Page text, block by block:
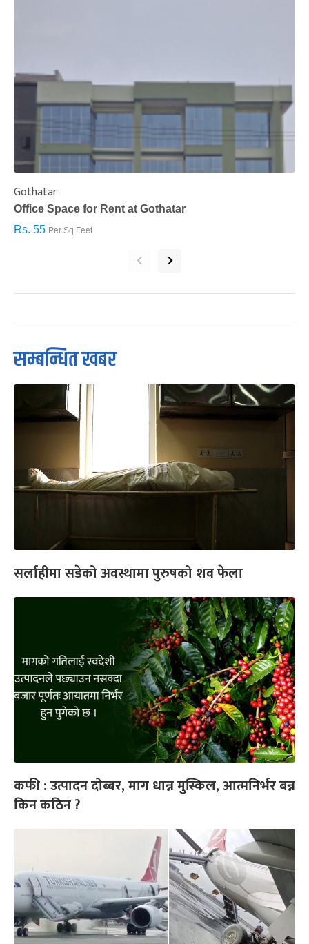
Gothatar
Office Space for Rent at Gothatar
Rs. 55 Per Sq.Feet
‹ ›
सम्बन्धित खबर
सर्लाहीमा सडेको अवस्थामा पुरुषको शव फेला
कफी : उत्पादन दोब्बर, माग धान्न मुस्किल, आत्मनिर्भर बन्न
किन कठिन ?